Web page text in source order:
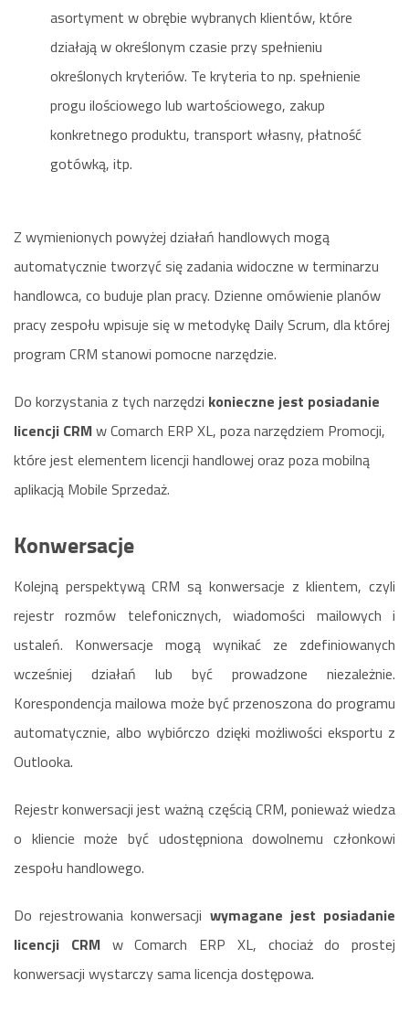
asortyment w obrębie wybranych klientów, które
działają w określonym czasie przy spełnieniu
określonych kryteriów. Te kryteria to np. spełnienie
progu ilościowego lub wartościowego, zakup
konkretnego produktu, transport własny, płatność
gotówką, itp.
Z wymienionych powyżej działań handlowych mogą
automatycznie tworzyć się zadania widoczne w terminarzu
handlowca, co buduje plan pracy. Dzienne omówienie planów
pracy zespołu wpisuje się w metodykę Daily Scrum, dla której
program CRM stanowi pomocne narzędzie.
Do korzystania z tych narzędzi konieczne jest posiadanie
licencji CRMw Comarch ERP XL, poza narzędziem Promocji,
które jest elementem licencji handlowej oraz poza mobilną
aplikacją Mobile Sprzedaż.
Konwersacje
Kolejną perspektywą CRM są konwersacje z klientem, czyli
rejestr rozmów telefonicznych, wiadomości mailowych i
ustaleń. Konwersacje mogą wynikać ze zdefiniowanych
wcześniej działań lub być prowadzone niezależnie.
Korespondencja mailowa może być przenoszona do programu
automatycznie, albo wybiórczo dzięki możliwości eksportu z
Outlooka.
Rejestr konwersacji jest ważną częścią CRM, ponieważ wiedza
o kliencie może być udostępniona dowolnemu członkowi
zespołu handlowego.
Do rejestrowania konwersacji wymagane jest posiadanie
licencji CRMw Comarch ERP XL, chociaż do prostej
konwersacji wystarczy sama licencja dostępowa.